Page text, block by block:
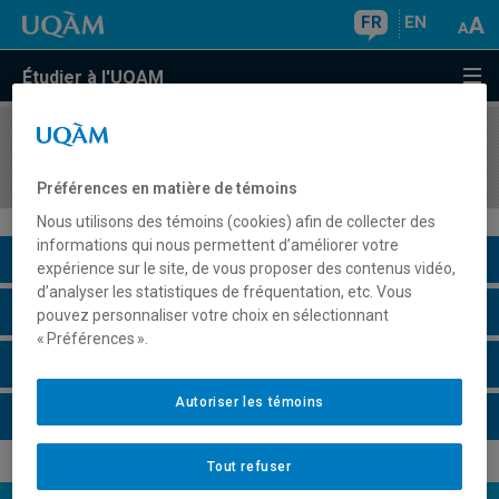
FR EN
Étudier à l'UQAM
COURS//
Description du cours
Horaire - Été 2026
Préférences en matière de témoins
Nous utilisons des témoins (cookies) afin de collecter des
informations qui nous permettent d’améliorer votre
expérience sur le site, de vous proposer des contenus vidéo,
d’analyser les statistiques de fréquentation, etc. Vous
pouvez personnaliser votre choix en sélectionnant
« Préférences ».
Tout refuser
Autoriser les témoins